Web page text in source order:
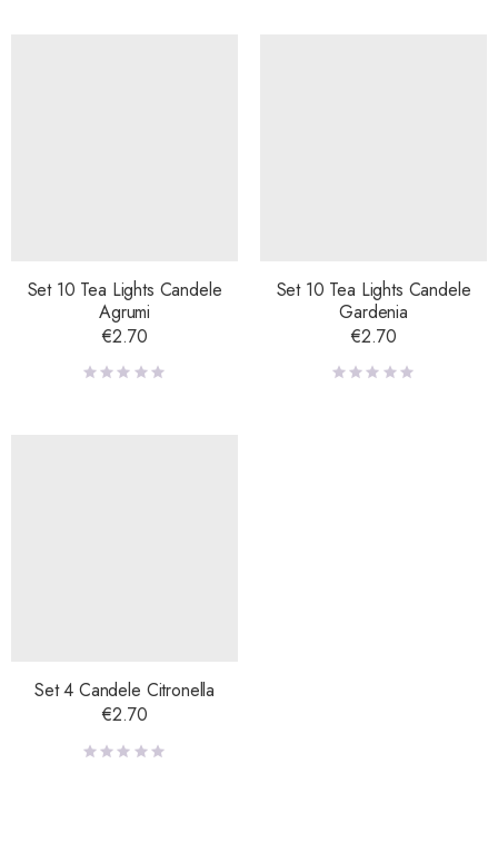
Set 10 Tea Lights Candele
Agrumi
€2.70
Set 10 Tea Lights Candele
Gardenia
€2.70
Set 4 Candele Citronella
€2.70